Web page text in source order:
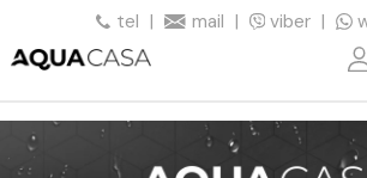
tel | mail | viber |